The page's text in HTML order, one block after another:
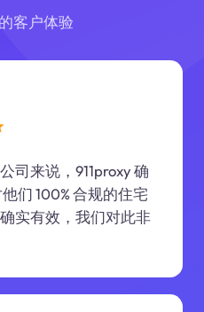
客户体验
司来说，911proxy 确
们 100% 合规的住宅
实有效，我们对此非